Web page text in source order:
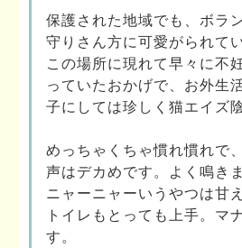
保護された地域でも、ボラ
守りさん方に可愛がられて
この場所に現れて早々に不
っていたおかげで、お外生
子にしては珍しく猫エイズ
めっちゃくちゃ慣れ慣れで
声はデカめです。よく鳴き
ニャーニャーいうやつは甘
トイレもとっても上手。マ
す。